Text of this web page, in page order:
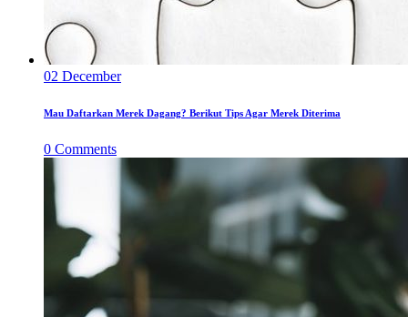
02 December
Mau Daftarkan Merek Dagang? Berikut Tips Agar Merek Diterima
0 Comments